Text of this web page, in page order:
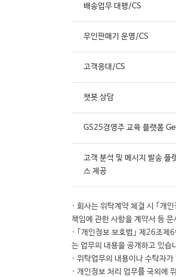
배송업무 대행/CS
무인판매기 운영/CS
고객응대/CS
챗봇 상담
GS25경영주 교육 플랫폼
고객 분석 및 메시지 발송 플
스 제공
· 회사는 위탁계약 체결 시 ｢개
책임에 관한 사항을 계약서 등
· ｢개인정보 보호법｣ 제26조제
는 업무의 내용을 공개하고 있습
· 위탁업무의 내용이나 수탁자
· 개인정보 처리 업무를 국외에